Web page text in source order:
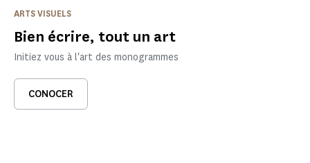
Bien écrire, tout un art
ARTS VISUELS
Initiez vous à l'art des monogrammes
CONOCER